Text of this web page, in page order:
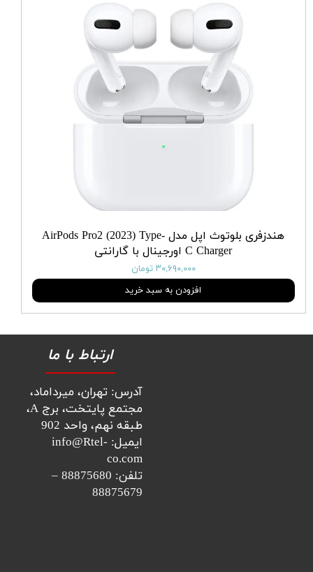
هندزفری بلوتوث اپل مدل AirPods Pro2 (2023) Type-
C Charger اورجینال با گارانتی
۳۰,۶۹۰,۰۰۰ تومان
افزودن به سبد خرید
ارتباط با ما
آدرس: تهران، میرداماد،
مجتمع پایتخت، برج A،
طبقه نهم، واحد 902
ایمیل: info@Rtel-
co.com
تلفن: 88875680 –
88875679